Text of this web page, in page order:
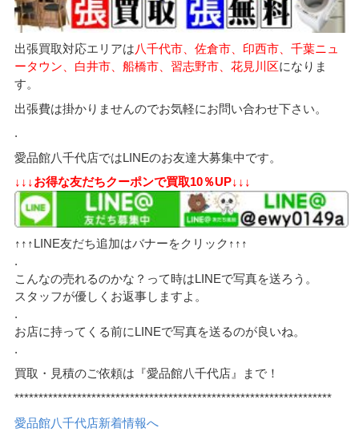
出張買取対応エリアは八千代市、佐倉市、印西市、千葉ニュ
ータウン、白井市、船橋市、習志野市、花見川区になりま
す。
出張費は掛かりませんのでお気軽にお問い合わせ下さい。
.
愛品館八千代店ではLINEのお友達大募集中です。
↓↓↓お得な友だちクーポンで買取10％UP↓↓↓
↑↑↑LINE友だち追加はバナーをクリック↑↑↑
.
こんなの売れるのかな？って時はLINEで写真を送ろう。
スタッフが優しくお返事しますよ。
.
お店に持ってくる前にLINEで写真を送るのが良いね。
.
買取・見積のご依頼は『愛品館八千代店』まで！
******************************************************************
愛品館八千代店新着情報へ